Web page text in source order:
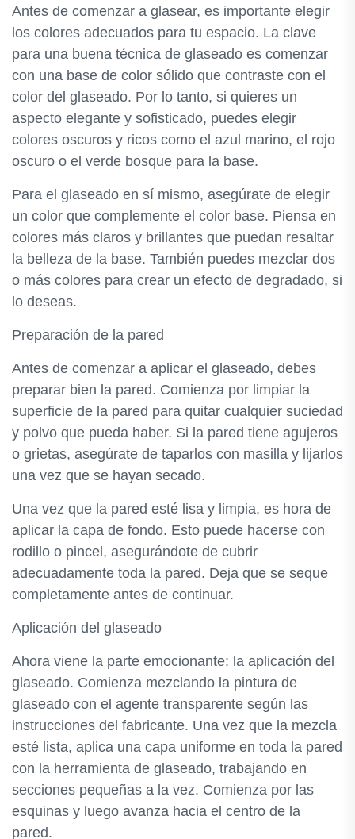
Antes de comenzar a glasear, es importante elegir
los colores adecuados para tu espacio. La clave
para una buena técnica de glaseado es comenzar
con una base de color sólido que contraste con el
color del glaseado. Por lo tanto, si quieres un
aspecto elegante y sofisticado, puedes elegir
colores oscuros y ricos como el azul marino, el rojo
oscuro o el verde bosque para la base.
Para el glaseado en sí mismo, asegúrate de elegir
un color que complemente el color base. Piensa en
colores más claros y brillantes que puedan resaltar
la belleza de la base. También puedes mezclar dos
o más colores para crear un efecto de degradado, si
lo deseas.
Preparación de la pared
Antes de comenzar a aplicar el glaseado, debes
preparar bien la pared. Comienza por limpiar la
superficie de la pared para quitar cualquier suciedad
y polvo que pueda haber. Si la pared tiene agujeros
o grietas, asegúrate de taparlos con masilla y lijarlos
una vez que se hayan secado.
Una vez que la pared esté lisa y limpia, es hora de
aplicar la capa de fondo. Esto puede hacerse con
rodillo o pincel, asegurándote de cubrir
adecuadamente toda la pared. Deja que se seque
completamente antes de continuar.
Aplicación del glaseado
Ahora viene la parte emocionante: la aplicación del
glaseado. Comienza mezclando la pintura de
glaseado con el agente transparente según las
instrucciones del fabricante. Una vez que la mezcla
esté lista, aplica una capa uniforme en toda la pared
con la herramienta de glaseado, trabajando en
secciones pequeñas a la vez. Comienza por las
esquinas y luego avanza hacia el centro de la
pared.